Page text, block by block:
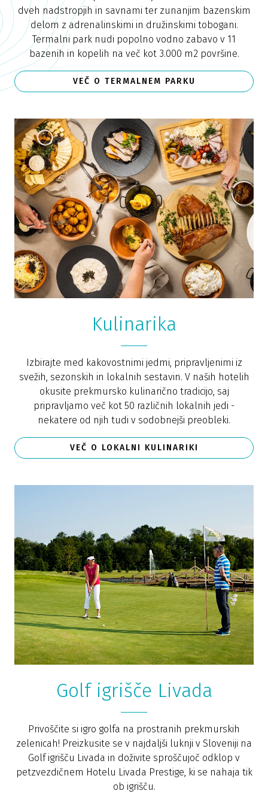
dveh nadstropjih in savnami ter zunanjim bazenskim
delom z adrenalinskimi in družinskimi tobogani.
Termalni park nudi popolno vodno zabavo v 11
bazenih in kopelih na več kot 3.000 m2 površine.
VEČ O TERMALNEM PARKU
Kulinarika
Izbirajte med kakovostnimi jedmi, pripravljenimi iz
svežih, sezonskih in lokalnih sestavin. V naših hotelih
okusite prekmursko kulinarično tradicijo, saj
pripravljamo več kot 50 različnih lokalnih jedi -
nekatere od njih tudi v sodobnejši preobleki.
VEČ O LOKALNI KULINARIKI
Golf igrišče Livada
Privoščite si igro golfa na prostranih prekmurskih
zelenicah! Preizkusite se v najdaljši luknji v Sloveniji na
Golf igrišču Livada in doživite sproščujoč odklop v
petzvezdičnem Hotelu Livada Prestige, ki se nahaja tik
ob igrišču.